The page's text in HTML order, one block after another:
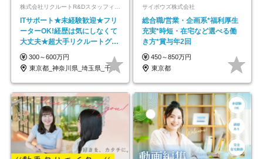
株式会社リクルートR&Dスタッフィング【リクルートグループ】
ITサポート★未経験歓迎★フリ
ーターOK!経歴は気にしなくて
大丈夫★超大手リクルートグル
ープの正社員/sg
300～600万円
東京都_神奈川県_埼玉県_千葉県_大阪府…
サイボウズ株式会社
総合職/営業・企画系*福利厚生
充実*時短・在宅など選べる働
き方*賞与年2回
450～850万円
東京都